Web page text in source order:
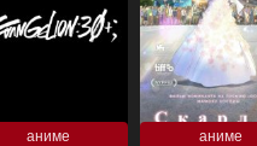
аниме аниме